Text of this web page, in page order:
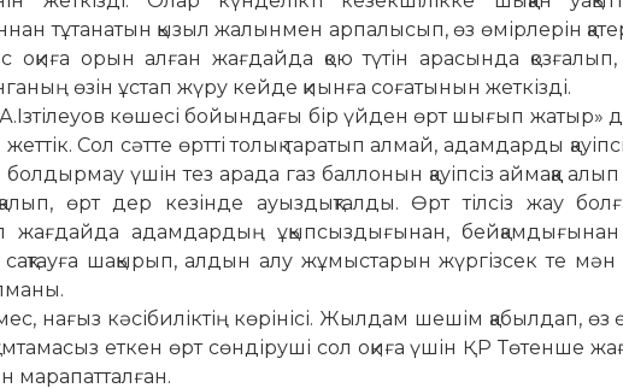
тұтанатын қызыл жалынмен арпалысып, өз өмір­лерін
оқиға орын алған жағдайда қою түтін арасында қозғалып,
өзін ұстап жүру кейде қиынға соғатынын жеткізді.
көшесі бойын­да­ғы бір үйден өрт шығып жатыр»
Сол сәтте өртті толық та­ратып алмай, адамдарды
үшін тез арада газ баллонын қауіпсіз ай­­маққа
өрт дер кезінде ауыздықталды. Өрт тілсіз жау
жағдайда адамдардың ұқып­сыз­дығынан,
сақ­тауға шақырып, алдын алу жұмыс­та­рын жүргізсек те
нағыз кәсібиліктің көрінісі. Жыл­дам шешім қабылдап, өз
қамтамасыз еткен өрт сөндіруші сол оқиға үшін ҚР Төтенше
ма­рапатталған.